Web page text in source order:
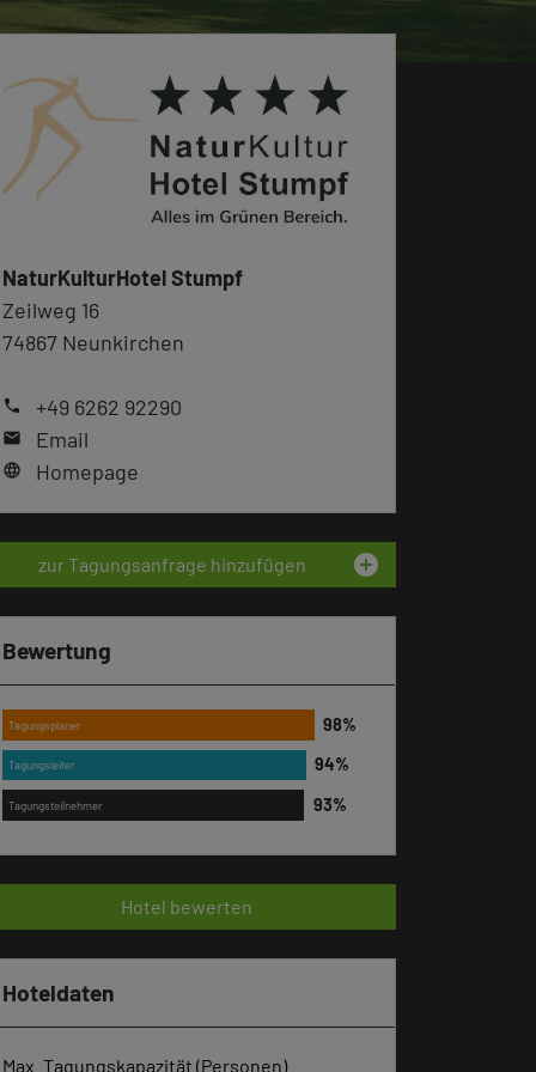
NaturKulturHotel Stumpf
Zeilweg 16
74867 Neunkirchen
phone +49 6262 92290
mail Email
language Homepage
zur Tagungsanfrage hinzufügen add_circle
Bewertung
Tagungsplaner
Tagungsleiter
Tagungsteilnehmer
Hotel bewerten
Hoteldaten
Max. Tagungskapazität (Personen)